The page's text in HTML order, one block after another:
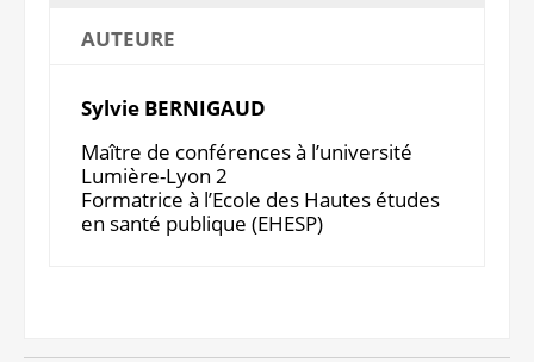
AUTEURE
Sylvie BERNIGAUD
Maître de conférences à l’université
Lumière-Lyon 2
Formatrice à l’Ecole des Hautes études
en santé publique (EHESP)